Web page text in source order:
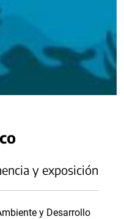
y exposición
y Desarrollo